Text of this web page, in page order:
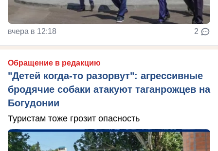
вчера в 12:18 2
Обращение в редакцию
"Детей когда-то разорвут": агрессивные
бродячие собаки атакуют таганрожцев на
Богудонии
Туристам тоже грозит опасность